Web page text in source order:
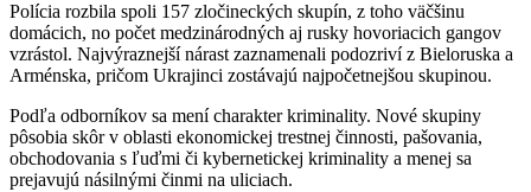
Polícia rozbila spoli 157 zločineckých skupín, z toho väčšinu
domácich, no počet medzinárodných aj rusky hovoriacich gangov
vzrástol. Najvýraznejší nárast zaznamenali podozriví z Bieloruska a
Arménska, pričom Ukrajinci zostávajú najpočetnejšou skupinou.
Podľa odborníkov sa mení charakter kriminality. Nové skupiny
pôsobia skôr v oblasti ekonomickej trestnej činnosti, pašovania,
obchodovania s ľuďmi či kybernetickej kriminality a menej sa
prejavujú násilnými činmi na uliciach.